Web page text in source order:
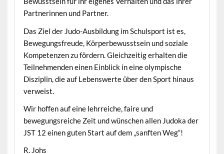
Partnerinnen und Partner.
Das Ziel der Judo-Ausbildung im Schulsport ist es,
Bewegungsfreude, Körperbewusstsein und soziale
Kompetenzen zu fördern. Gleichzeitig erhalten die
Teilnehmenden einen Einblick in eine olympische
Disziplin, die auf Lebenswerte über den Sport hinaus
verweist.
Wir hoffen auf eine lehrreiche, faire und
bewegungsreiche Zeit und wünschen allen Judoka der
JST 12 einen guten Start auf dem „sanften Weg“!
R. Johs